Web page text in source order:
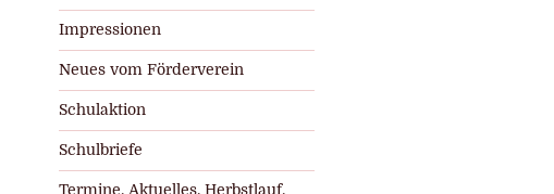
Impressionen
Neues vom Förderverein
Schulaktion
Schulbriefe
Termine, Aktuelles, Herbstlauf,